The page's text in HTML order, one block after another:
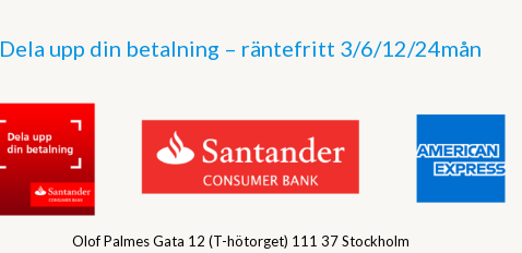
Dela upp din betalning – räntefritt 3/6/12/24mån
Olof Palmes Gata 12 (T-hötorget) 111 37 Stockholm